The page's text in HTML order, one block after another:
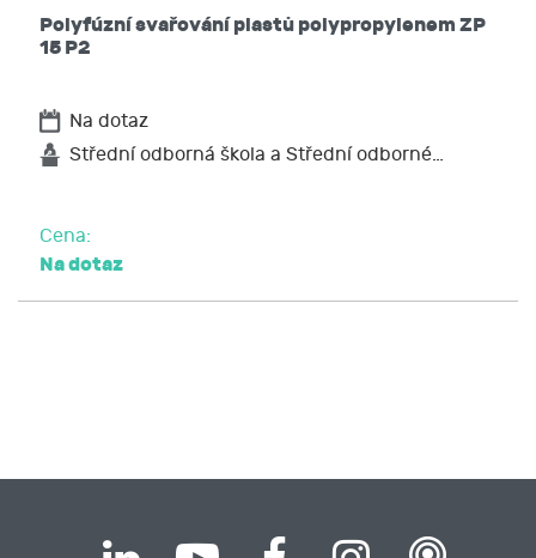
Polyfúzní svařování plastů polypropylenem ZP
15 P2
Na dotaz
Střední odborná škola a Střední odborné…
Cena:
Na dotaz